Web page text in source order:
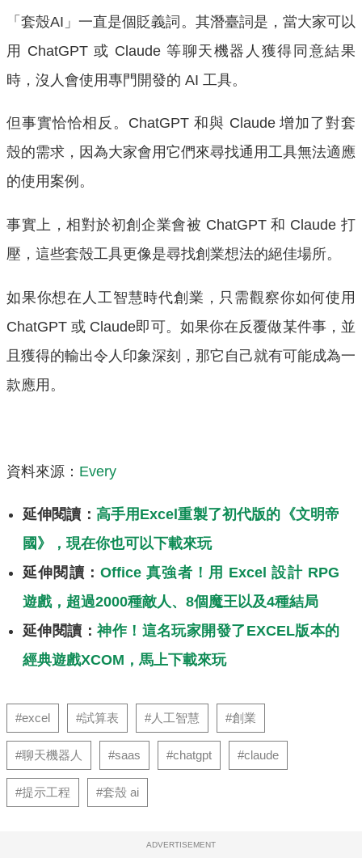
「套殼AI」一直是個貶義詞。其潛臺詞是，當大家可以
用 ChatGPT 或 Claude 等聊天機器人獲得同意結果
時，沒人會使用專門開發的 AI 工具。
但事實恰恰相反。ChatGPT 和與 Claude 增加了對套
殼的需求，因為大家會用它們來尋找通用工具無法適應
的使用案例。
事實上，相對於初創企業會被 ChatGPT 和 Claude 打
壓，這些套殼工具更像是尋找創業想法的絕佳場所。
如果你想在人工智慧時代創業，只需觀察你如何使用
ChatGPT 或 Claude即可。如果你在反覆做某件事，並
且獲得的輸出令人印象深刻，那它自己就有可能成為一
款應用。
資料來源： Every
延伸閱讀： 高手用Excel重製了初代版的《文明帝
國》，現在你也可以下載來玩
延伸閱讀： Office 真強者！用 Excel 設計 RPG
遊戲，超過2000種敵人、8個魔王以及4種結局
延伸閱讀：神作！這名玩家開發了EXCEL版本的
經典遊戲XCOM，馬上下載來玩
#excel #試算表 #人工智慧 #創業
#聊天機器人 #saas #chatgpt #claude
#提示工程 #套殼 ai
ADVERTISEMENT